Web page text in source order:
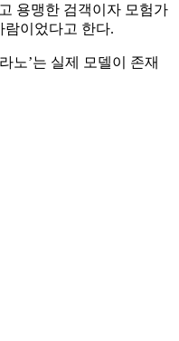
용맹한 검객이자 모험가
람이었다고 한다.
노’는 실제 모델이 존재